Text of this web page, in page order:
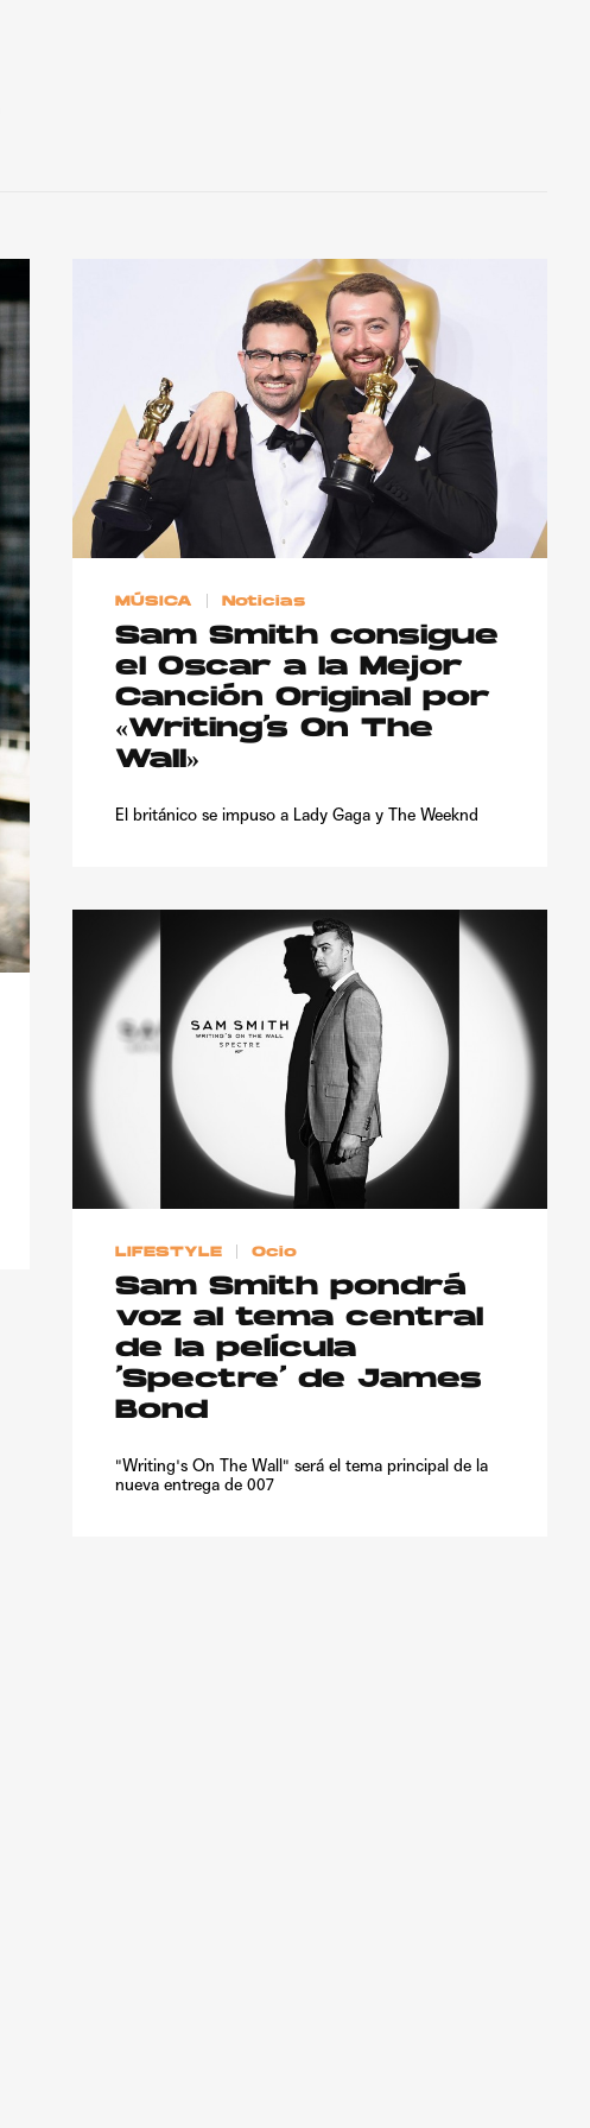
MÚSICA Noticias
Sam Smith consigue
el Oscar a la Mejor
Canción Original por
«Writing’s On The
Wall»
El británico se impuso a Lady Gaga y The Weeknd
LIFESTYLE Ocio
Sam Smith pondrá
voz al tema central
de la película
‘Spectre’ de James
Bond
"Writing's On The Wall" será el tema principal de la
nueva entrega de 007